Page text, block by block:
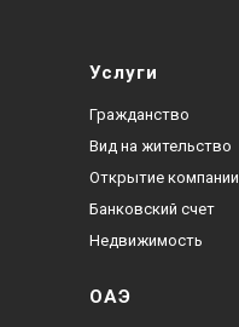
Услуги
Гражданство
Вид на жительство
Открытие компании
Банковский счет
Недвижимость
ОАЭ